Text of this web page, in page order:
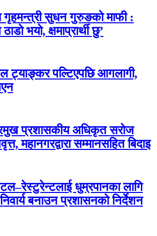
गृहमन्त्री सुधन गुरुङको माफी :
भयो, क्षमाप्रार्थी छु’
ट्याङ्कर पल्टिएपछि आगलागी,
प्रशासकीय अधिकृत सरोज
महानगरद्वारा सम्मानसहित बिदाइ
धुम्रपानका लागि
बनाउन प्रशासनको निर्देशन